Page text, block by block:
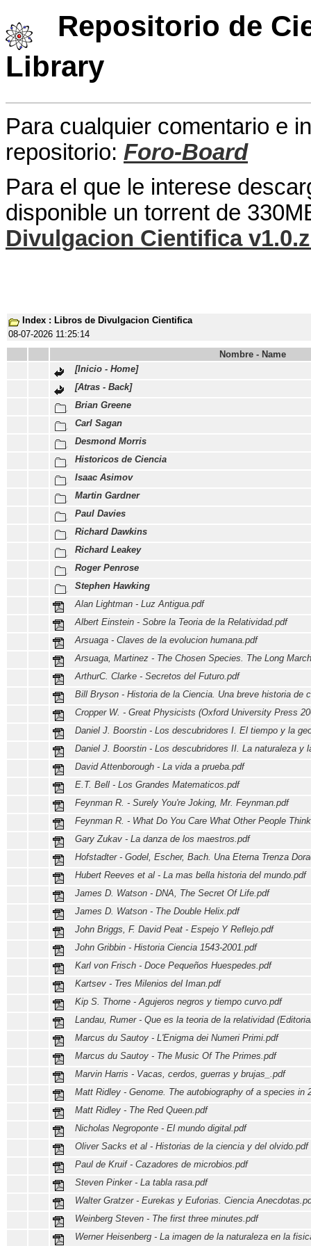
Repositorio de
Library
Para cualquier comentario e
repositorio: Foro-Board
Para el que le interese
disponible un torrent de
Divulgacion Cientifica
Index : Libros de Divulgacion Cientifica
08-07-2026 11:25:14
Nombre - Name
[Inicio - Home]
[Atras - Back]
Brian Greene
Carl Sagan
Desmond Morris
Historicos de Ciencia
Isaac Asimov
Martin Gardner
Paul Davies
Richard Dawkins
Richard Leakey
Roger Penrose
Stephen Hawking
Alan Lightman - Luz Antigua.pdf
Albert Einstein - Sobre la Teoria de la Relatividad.pdf
Arsuaga - Claves de la evolucion humana.pdf
Arsuaga, Martinez - The Chosen Species. The Long
ArthurC. Clarke - Secretos del Futuro.pdf
Bill Bryson - Historia de la Ciencia. Una breve historia de
Cropper W. - Great Physicists (Oxford University Press
Daniel J. Boorstin - Los descubridores I. El tiempo y la
Daniel J. Boorstin - Los descubridores II. La naturaleza y
David Attenborough - La vida a prueba.pdf
E.T. Bell - Los Grandes Matematicos.pdf
Feynman R. - Surely You're Joking, Mr. Feynman.pdf
Feynman R. - What Do You Care What Other People
Gary Zukav - La danza de los maestros.pdf
Hofstadter - Godel, Escher, Bach. Una Eterna Trenza
Hubert Reeves et al - La mas bella historia del mundo.pdf
James D. Watson - DNA, The Secret Of Life.pdf
James D. Watson - The Double Helix.pdf
John Briggs, F. David Peat - Espejo Y Reflejo.pdf
John Gribbin - Historia Ciencia 1543-2001.pdf
Karl von Frisch - Doce Pequeños Huespedes.pdf
Kartsev - Tres Milenios del Iman.pdf
Kip S. Thorne - Agujeros negros y tiempo curvo.pdf
Landau, Rumer - Que es la teoria de la relatividad
Marcus du Sautoy - L'Enigma dei Numeri Primi.pdf
Marcus du Sautoy - The Music Of The Primes.pdf
Marvin Harris - Vacas, cerdos, guerras y brujas_.pdf
Matt Ridley - Genome. The autobiography of a species in
Matt Ridley - The Red Queen.pdf
Nicholas Negroponte - El mundo digital.pdf
Oliver Sacks et al - Historias de la ciencia y del olvido.pdf
Paul de Kruif - Cazadores de microbios.pdf
Steven Pinker - La tabla rasa.pdf
Walter Gratzer - Eurekas y Euforias. Ciencia
Weinberg Steven - The first three minutes.pdf
Werner Heisenberg - La imagen de la naturaleza en la